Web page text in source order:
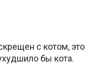
с котом, это
бы кота.